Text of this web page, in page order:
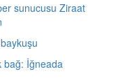
sunucusu Ziraat
İğneada